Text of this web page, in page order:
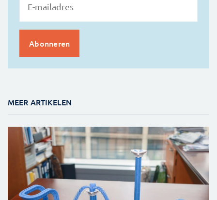
MEER ARTIKELEN